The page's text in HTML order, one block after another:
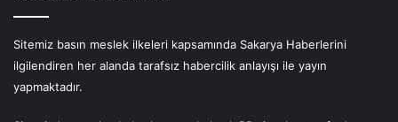
Sitemiz basın meslek ilkeleri kapsamında Sakarya Haberlerini
ilgilendiren her alanda tarafsız habercilik anlayışı ile yayın
yapmaktadır.